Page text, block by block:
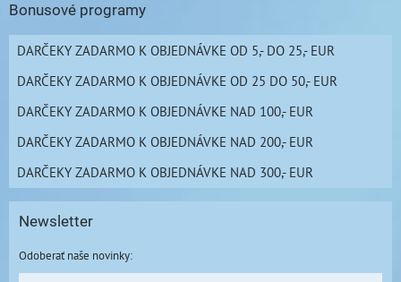
Bonusové programy
DARČEKY ZADARMO K OBJEDNÁVKE OD 5,- DO 25,- EUR
DARČEKY ZADARMO K OBJEDNÁVKE OD 25 DO 50,- EUR
DARČEKY ZADARMO K OBJEDNÁVKE NAD 100,- EUR
DARČEKY ZADARMO K OBJEDNÁVKE NAD 200,- EUR
DARČEKY ZADARMO K OBJEDNÁVKE NAD 300,- EUR
Newsletter
Odoberať naše novinky: